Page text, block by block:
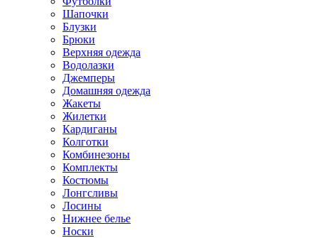
Шапочки
Блузки
Брюки
Верхняя одежда
Водолазки
Джемперы
Домашняя одежда
Жакеты
Жилетки
Кардиганы
Колготки
Комбинезоны
Комплекты
Костюмы
Лонгсливы
Лосины
Нижнее белье
Носки